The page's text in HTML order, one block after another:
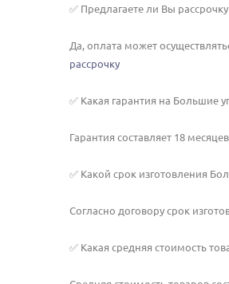
✅ Предлагаете ли Вы
Да, оплата может
рассрочку
✅ Какая гарантия на Большие
Гарантия составляет 18
✅ Какой срок изготовления
Согласно договору срок
✅ Какая средняя стоимость